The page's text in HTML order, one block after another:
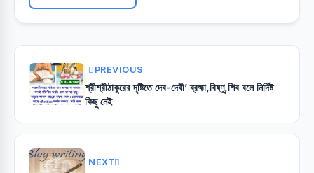
PREVIOUS
শ্রীশ্রীঠাকুরের দৃষ্টিতে দেব-দেবী’ ব্রহ্মা,বিষ্ণু,শিব বলে নির্দিষ্ট
কিছু নেই
NEXT